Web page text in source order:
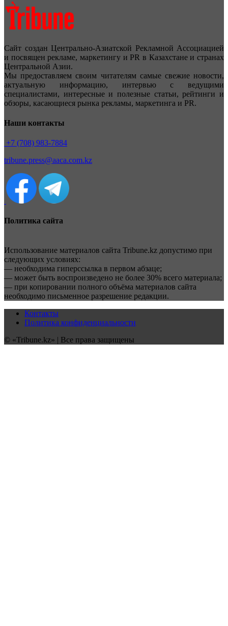
Сайт создан Центрально-Азиатской Рекламной Ассоциацией
и посвящен рекламе, маркетингу и PR в Казахстане и странах
Центральной Азии.
Мы предоставляем своим читателям самые свежие новости,
актуальную информацию, интервью с ведущими
специалистами, интересные и полезные статьи, рейтинги и
обзоры, касающиеся рынка рекламы, маркетинга и PR.
Наши контакты
+7 (708) 983-7884
tribune.press@aaca.com.kz
Политика сайта
Использование материалов сайта Tribune.kz допустимо при
следующих условиях:
— необходима гиперссылка в первом абзаце;
— может быть воспроизведено не более 30% всего материала;
— при копировании полного объёма материалов сайта
необходимо письменное разрешение редакции.
Контакты
Политика конфиденциальности
© «Tribune.kz» | Все права защищены